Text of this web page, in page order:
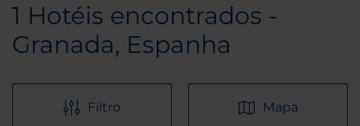
1 Hotéis encontrados -
Granada, Espanha
Filtro Mapa